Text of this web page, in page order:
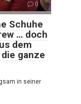
0
Schuhe
… doch
dem
ganze
in seiner